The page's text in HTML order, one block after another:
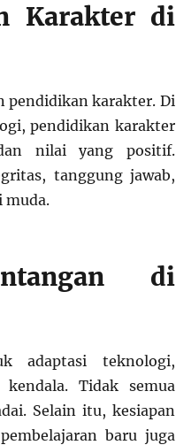
Karakter di
pendidikan karakter. Di
pendidikan karakter
nilai yang positif.
tanggung jawab,
muda.
di
adaptasi teknologi,
Tidak semua
Selain itu, kesiapan
baru juga